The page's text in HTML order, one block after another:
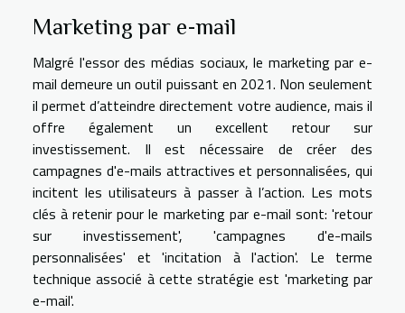
Marketing par e-mail
Malgré l'essor des médias sociaux, le marketing par e-
mail demeure un outil puissant en 2021. Non seulement
il permet d’atteindre directement votre audience, mais il
offre également un excellent retour sur
investissement. Il est nécessaire de créer des
campagnes d'e-mails attractives et personnalisées, qui
incitent les utilisateurs à passer à l’action. Les mots
clés à retenir pour le marketing par e-mail sont: 'retour
sur investissement', 'campagnes d'e-mails
personnalisées' et 'incitation à l'action'. Le terme
technique associé à cette stratégie est 'marketing par
e-mail'.